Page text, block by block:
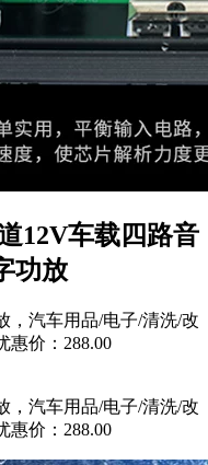
12V车载四路音
功放
，汽车用品/电子/清洗/改
惠价：288.00
，汽车用品/电子/清洗/改
惠价：288.00